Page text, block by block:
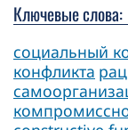
Ключевые слова:
социальный
конфликта